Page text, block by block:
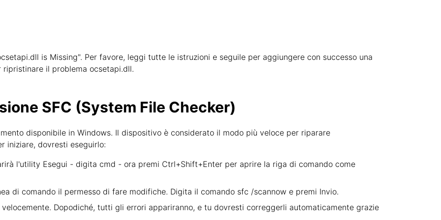
is Missing". Per favore, leggi tutte le istruzioni e seguile per aggiungere con successo una
il problema ocsetapi.dll.
SFC (System File Checker)
disponibile in Windows. Il dispositivo è considerato il modo più veloce per riparare
iniziare, dovresti eseguirlo:
l'utility Esegui - digita cmd - ora premi Ctrl+Shift+Enter per aprire la riga di comando come
di comando il permesso di fare modifiche. Digita il comando sfc /scannow e premi Invio.
Dopodiché, tutti gli errori appariranno, e tu dovresti correggerli automaticamente grazie